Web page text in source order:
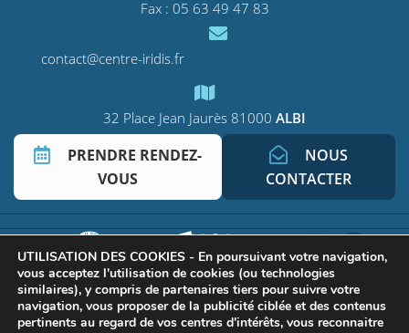
Fax : 05 63 49 47 83
contact@centre-iridis.fr
32 Place Jean Jaurès 81000 ALBI
PRENDRE RENDEZ-
VOUS
NOUS
CONTACTER
UTILISATION DES COOKIES - En poursuivant votre navigation,
vous acceptez l'utilisation de cookies (ou technologies
similaires), y compris de partenaires tiers pour suivre votre
navigation, vous proposer de la publicité ciblée et des contenus
pertinents au regard de vos centres d'intérêts, vous reconnaitre